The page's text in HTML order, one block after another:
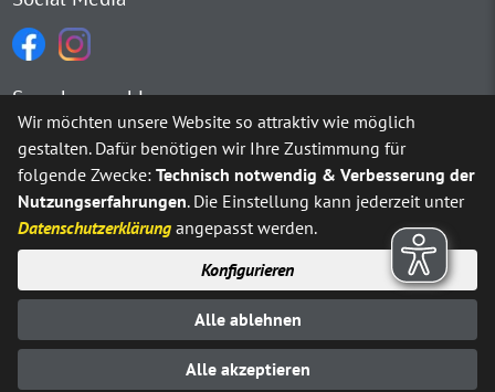
Sprachauswahl
Möchten Sie vonGoogle Translate bereitgestellte externe
Ja Immer
© Stadt Neuenrade 2025
Impressum
Datenschutz
Erklärung zur Barrierefreiheit Kontakt
Wir möchten unsere Website so attraktiv wie möglich
gestalten. Dafür benötigen wir Ihre Zustimmung für
folgende Zwecke:Technisch notwendig & Verbesserung der
Nutzungserfahrungen. Die Einstellung kann jederzeit unter
Datenschutzerklärung angepasst werden.
Konfigurieren
Alle ablehnen
Alle akzeptieren